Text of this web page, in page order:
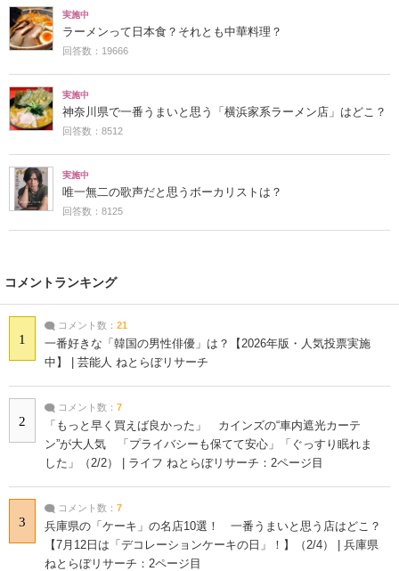
実施中
ラーメンって日本食？それとも中華料理？
回答数：19666
実施中
神奈川県で一番うまいと思う「横浜家系ラーメン店」はどこ？
回答数：8512
実施中
唯一無二の歌声だと思うボーカリストは？
回答数：8125
コメントランキング
1
コメント数： 21
一番好きな「韓国の男性俳優」は？【2026年版・人気投票実施
中】 | 芸能人 ねとらぼリサーチ
2
コメント数： 7
「もっと早く買えば良かった」 カインズの“車内遮光カーテ
ン”が大人気 「プライバシーも保てて安心」「ぐっすり眠れま
した」（2/2） | ライフ ねとらぼリサーチ：2ページ目
3
コメント数： 7
兵庫県の「ケーキ」の名店10選！ 一番うまいと思う店はどこ？
【7月12日は「デコレーションケーキの日」！】（2/4） | 兵庫県
ねとらぼリサーチ：2ページ目